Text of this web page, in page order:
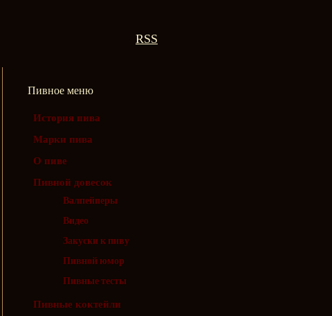
RSS
Пивное меню
История пива
Марки пива
О пиве
Пивной довесок
Валпейперы
Видео
Закуски к пиву
Пивной юмор
Пивные тесты
Пивные коктейли